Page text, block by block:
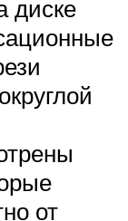
диске
от